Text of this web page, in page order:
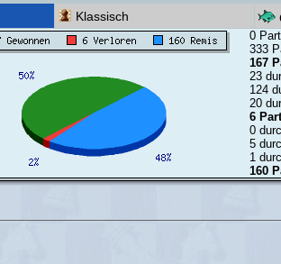
Klassisch
0
333
167
23
124
20
6
0
5
1
160